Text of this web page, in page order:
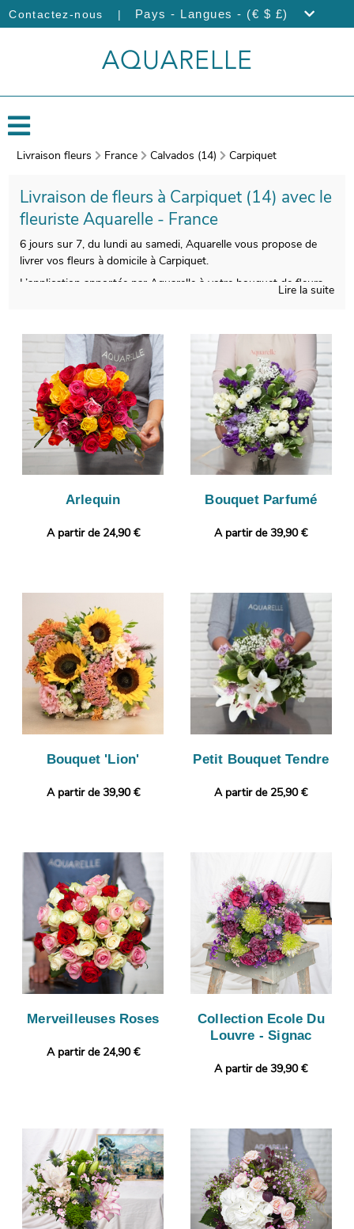
Contactez-nous | Pays - Langues - (€ $ £)
Livraison fleurs France Calvados (14) Carpiquet
Livraison de fleurs à Carpiquet (14) avec le
fleuriste Aquarelle - France
6 jours sur 7, du lundi au samedi, Aquarelle vous propose de
livrer vos fleurs à domicile à Carpiquet.
L’application apportée par Aquarelle à votre bouquet de fleurs
bouquet après sa composition. Vous pourrez recevoir ensuite
cette photographie par e-mail afin que vous puissiez jeter un
œil à votre composition florale. L’expédition sera ensuite lancée.
Vous voulez ajouter une touche plus personnelle ? Sans frais
supplémentaire, vous pourrez ajouter une photo ou un
message à votre commande.
Lire la suite
Arlequin
A partir de 24,90 €
Bouquet Parfumé
A partir de 39,90 €
Bouquet 'Lion'
A partir de 39,90 €
Petit Bouquet Tendre
A partir de 25,90 €
Merveilleuses Roses
A partir de 24,90 €
Collection Ecole Du
Louvre - Signac
A partir de 39,90 €